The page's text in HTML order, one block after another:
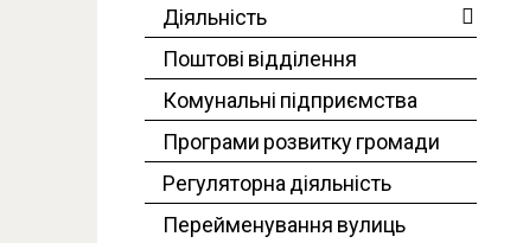
Діяльність
Поштові відділення
Комунальні підприємства
Програми розвитку громади
Регуляторна діяльність
Перейменування вулиць